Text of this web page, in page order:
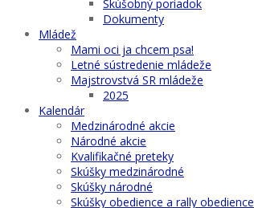
Skúšobný poriadok
Dokumenty
Mládež
Mami oci ja chcem psa!
Letné sústredenie mládeže
Majstrovstvá SR mládeže
2025
Kalendár
Medzinárodné akcie
Národné akcie
Kvalifikačné preteky
Skúšky medzinárodné
Skúšky národné
Skúšky obedience a rally obedience